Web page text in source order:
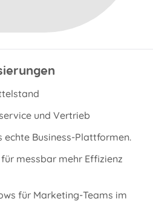
und Vertrieb
echte Business-Plattformen.
messbar mehr Effizienz
für Marketing-Teams im